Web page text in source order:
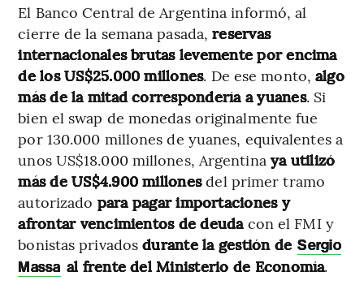
El Banco Central de Argentina informó, al
cierre de la semana pasada,reservas
internacionales brutas levemente por encima
de los US$25.000 millones. De ese monto,algo
más de la mitad correspondería a yuanes. Si
bien el swap de monedas originalmente fue
por 130.000 millones de yuanes, equivalentes a
unos US$18.000 millones, Argentina ya utilizó
más de US$4.900 millonesdel primer tramo
autorizado para pagar importaciones y
afrontar vencimientos de deudacon el FMI y
bonistas privadosdurante la gestión de Sergio
Massa al frente del Ministerio de Economía.